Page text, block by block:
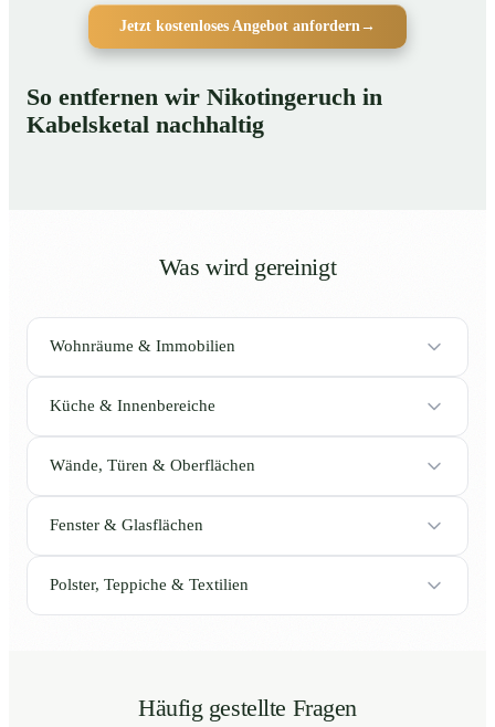
Jetzt kostenloses Angebot anfordern →
So entfernen wir Nikotingeruch in
Kabelsketal nachhaltig
Was wird gereinigt
Wohnräume & Immobilien
Küche & Innenbereiche
Wände, Türen & Oberflächen
Fenster & Glasflächen
Polster, Teppiche & Textilien
Häufig gestellte Fragen